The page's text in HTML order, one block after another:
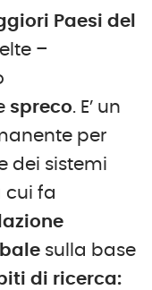
Paesi del
–
spreco. E’ un
per
dei sistemi
cui fa
sulla base
di ricerca: